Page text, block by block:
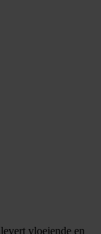
vloeiende en